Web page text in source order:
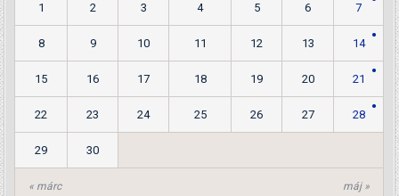
« márc máj »
1 2 3 4 5 6 7
8 9 10 11 12 13 14
15 16 17 18 19 20 21
22 23 24 25 26 27 28
29 30